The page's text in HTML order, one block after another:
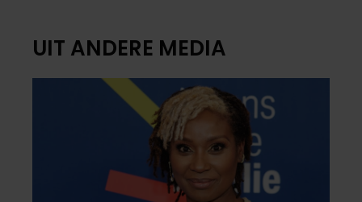
UIT ANDERE MEDIA